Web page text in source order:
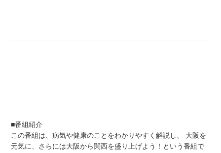
■番組紹介
この番組は、病気や健康のことをわかりやすく解説し、 大阪を
元気に、さらには大阪から関西を盛り上げよう！という番組で